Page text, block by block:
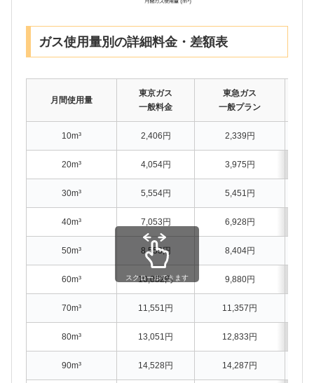
ガス使用量別の詳細料金・差額表
月間使用量
東京ガス
一般料金
東急ガス
一般プラン
10m³ 2,406円 2,339円
20m³ 4,054円 3,975円
30m³ 5,554円 5,451円
40m³ 7,053円 6,928円
50m³ 8,553円 8,404円
60m³ 10,052円 9,880円
70m³ 11,551円 11,357円
80m³ 13,051円 12,833円
90m³ 14,528円 14,287円
スクロールできます